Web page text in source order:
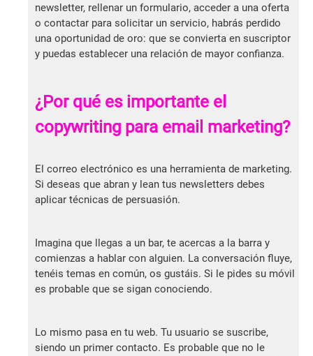
newsletter, rellenar un formulario, acceder a una oferta
o contactar para solicitar un servicio, habrás perdido
una oportunidad de oro: que se convierta en suscriptor
y puedas establecer una relación de mayor confianza.
¿Por qué es importante el
copywriting para email marketing?
El correo electrónico es una herramienta de marketing.
Si deseas que abran y lean tus newsletters debes
aplicar técnicas de persuasión.
Imagina que llegas a un bar, te acercas a la barra y
comienzas a hablar con alguien. La conversación fluye,
tenéis temas en común, os gustáis. Si le pides su móvil
es probable que se sigan conociendo.
Lo mismo pasa en tu web. Tu usuario se suscribe,
siendo un primer contacto. Es probable que no le